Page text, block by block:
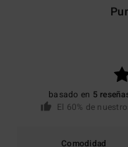
basado en 5
El 60% de
Comodidad